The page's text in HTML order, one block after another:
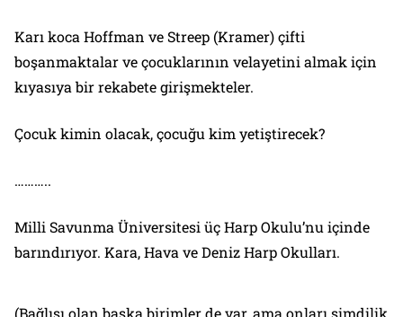
Karı koca Hoffman ve Streep (Kramer) çifti
boşanmaktalar ve çocuklarının velayetini almak için
kıyasıya bir rekabete girişmekteler.
Çocuk kimin olacak, çocuğu kim yetiştirecek?
………..
Milli Savunma Üniversitesi üç Harp Okulu’nu içinde
barındırıyor. Kara, Hava ve Deniz Harp Okulları.
(Bağlısı olan başka birimler de var, ama onları şimdilik